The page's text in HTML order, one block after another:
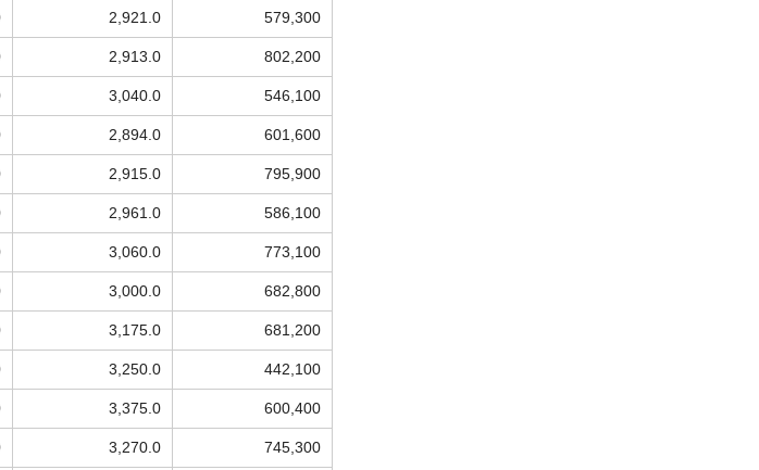
2,921.0 579,300
2,913.0 802,200
3,040.0 546,100
2,894.0 601,600
2,915.0 795,900
2,961.0 586,100
3,060.0 773,100
3,000.0 682,800
3,175.0 681,200
3,250.0 442,100
3,375.0 600,400
3,270.0 745,300